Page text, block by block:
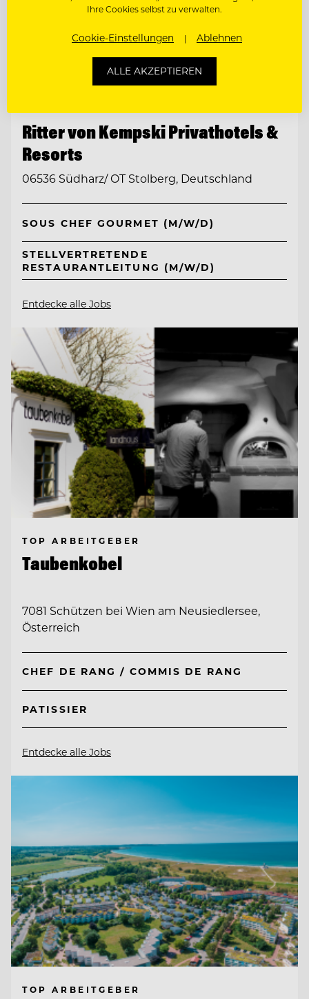
Ritter von Kempski Privathotels &
Resorts
06536 Südharz/ OT Stolberg, Deutschland
SOUS CHEF GOURMET (M/W/D)
STELLVERTRETENDE
RESTAURANTLEITUNG (M/W/D)
Entdecke alle Jobs
TOP ARBEITGEBER
Taubenkobel
7081 Schützen bei Wien am Neusiedlersee,
Österreich
CHEF DE RANG / COMMIS DE RANG
PATISSIER
Entdecke alle Jobs
TOP ARBEITGEBER
Ihre Cookies selbst zu verwalten.
Cookie-Einstellungen Ablehnen
ALLE AKZEPTIEREN